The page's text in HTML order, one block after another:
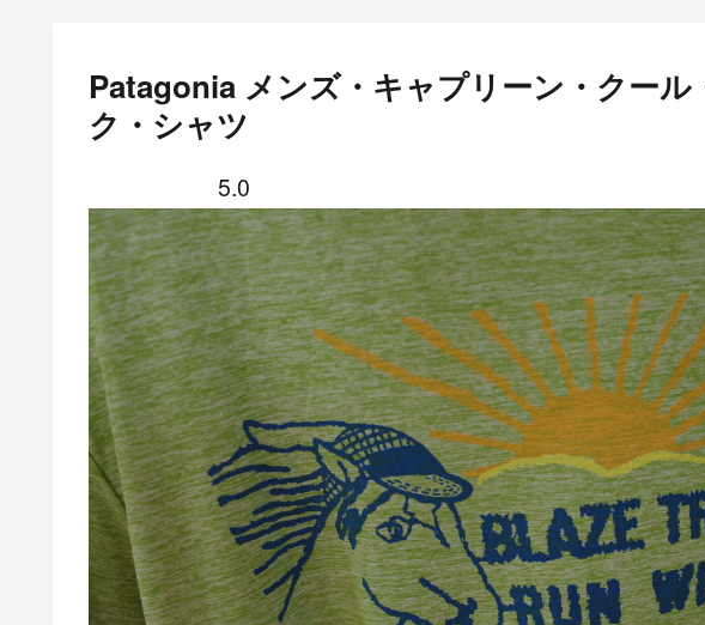
Patagonia メンズ・キャプリーン・クー
ク・シャツ
5.0